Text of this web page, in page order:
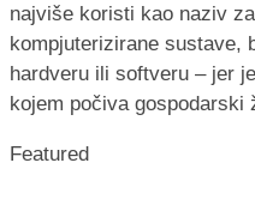
najviše koristi kao naziv
kompjuterizirane sustave,
hardveru ili softveru – jer
kojem počiva gospodarski
Featured